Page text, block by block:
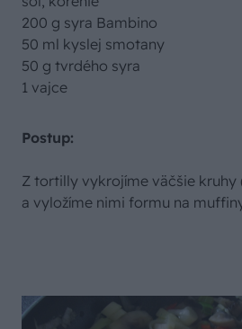
200 g syra Bambino
50 ml kyslej smotany
50 g tvrdého syra
1 vajce
Postup:
Z tortilly vykrojíme väčšie kruhy
a vyložíme nimi formu na